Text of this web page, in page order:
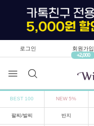
로그인
회원가입
+2,000
BEST 100 NEW 5%
팔찌/발찌 반지